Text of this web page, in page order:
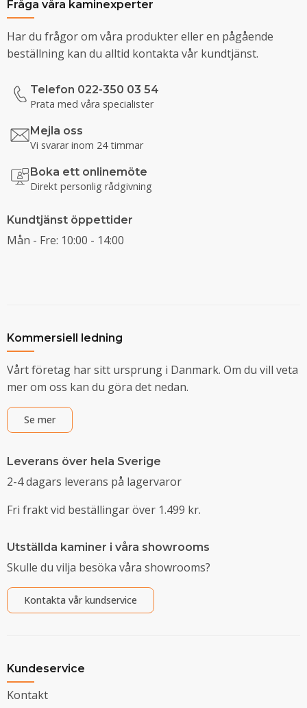
Fråga våra kaminexperter
Har du frågor om våra produkter eller en pågående
beställning kan du alltid kontakta vår kundtjänst.
Telefon 022-350 03 54
Prata med våra specialister
Mejla oss
Vi svarar inom 24 timmar
Boka ett onlinemöte
Direkt personlig rådgivning
Kundtjänst öppettider
Mån - Fre: 10:00 - 14:00
Kommersiell ledning
Vårt företag har sitt ursprung i Danmark. Om du vill veta
mer om oss kan du göra det nedan.
Se mer
Leverans över hela Sverige
2-4 dagars leverans på lagervaror
Fri frakt vid beställingar över 1.499 kr.
Utställda kaminer i våra showrooms
Skulle du vilja besöka våra showrooms?
Kontakta vår kundservice
Kundeservice
Kontakt